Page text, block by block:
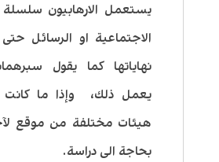
يستعمل الارهابيون
الاجتماعية او الرسائل
نهاياتها كما يقول
يعمل ذلك، وإذا ما
هيئات مختلفة من موقع
بحاجة الى دراسة.